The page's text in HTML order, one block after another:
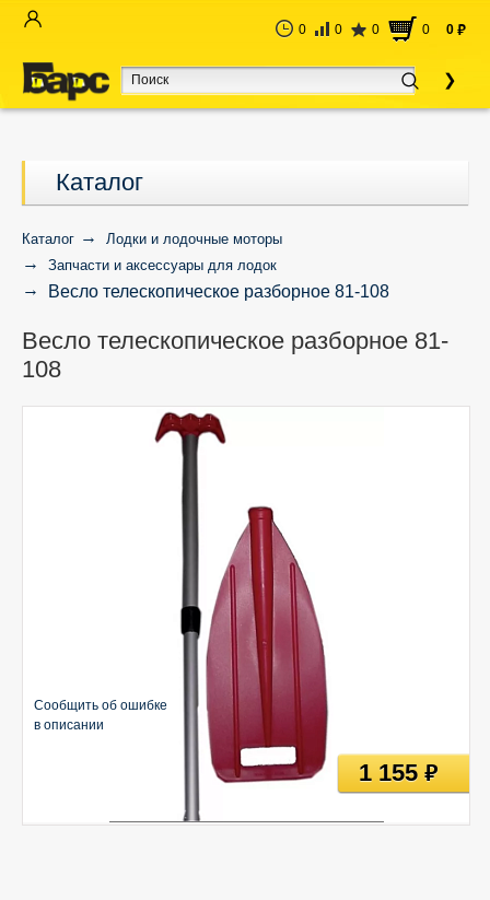
0 0 0 0 0 руб
Каталог
Каталог
Лодки и лодочные моторы
Запчасти и аксессуары для лодок
Весло телескопическое разборное 81-108
Весло телескопическое разборное 81-
108
Сообщить об ошибке
в описании
1 155руб